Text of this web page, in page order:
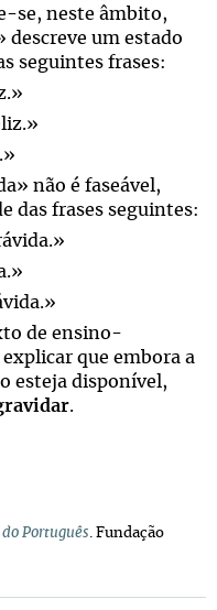
se, neste âmbito,
um estado
seguintes frases:
não é faseável,
das frases seguintes:
de ensino-
que embora a
esteja disponível,
.
Português. Fundação